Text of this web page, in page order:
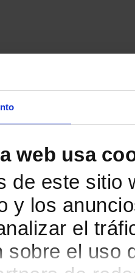
web usa
de este sitio
y los
el
sobre el uso